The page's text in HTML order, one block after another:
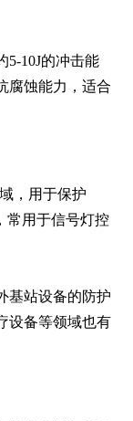
5-10J的冲击能
腐蚀能力，适合
，用于保护
常用于信号灯控
基站设备的防护
设备等领域也有